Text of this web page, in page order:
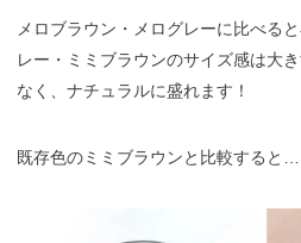
メロブラウン・メログレーに比べる
レー・ミミブラウンのサイズ感は大
なく、ナチュラルに盛れます！
既存色のミミブラウンと比較すると…